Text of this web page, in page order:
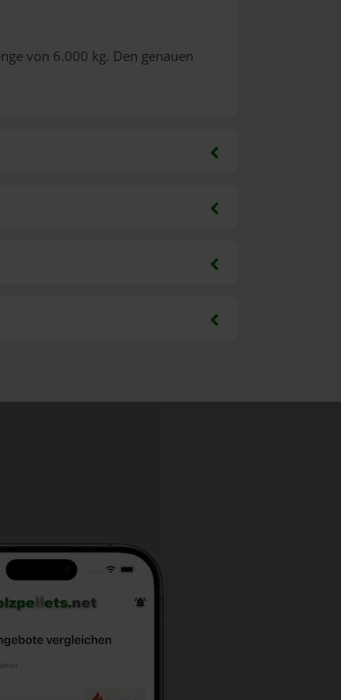
von 6.000 kg. Den genauen